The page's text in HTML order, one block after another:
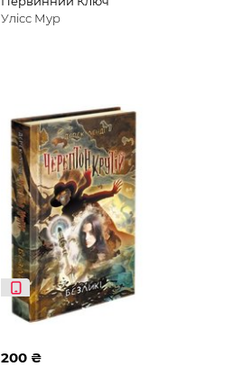
Улісс Мур
200 ₴